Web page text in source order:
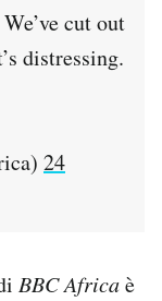
cut out
distressing.
24
BBC Africaè